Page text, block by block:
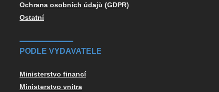
Ochrana osobních údajů (GDPR)
Ostatní
PODLE VYDAVATELE
Ministerstvo financí
Ministerstvo vnitra